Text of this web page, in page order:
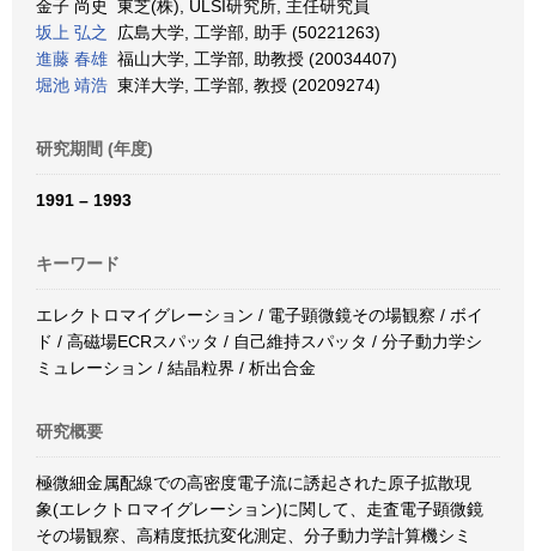
金子 尚史 東芝(株), ULSI研究所, 主任研究員
坂上 弘之
広島大学, 工学部, 助手 (50221263)
進藤 春雄 福山大学, 工学部, 助教授 (20034407)
堀池 靖浩 東洋大学, 工学部, 教授 (20209274)
研究期間 (年度)
1991 – 1993
キーワード
エレクトロマイグレーション / 電子顕微鏡その場観察 / ボイ
ド / 高磁場ECRスパッタ / 自己維持スパッタ / 分子動力学シ
ミュレーション / 結晶粒界 / 析出合金
研究概要
極微細金属配線での高密度電子流に誘起された原子拡散現
象(エレクトロマイグレーション)に関して、走査電子顕微鏡
その場観察、高精度抵抗変化測定、分子動力学計算機シミ